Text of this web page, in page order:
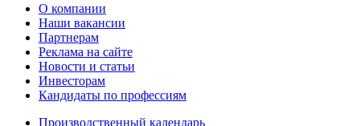
О компании
Наши вакансии
Партнерам
Реклама на сайте
Новости и статьи
Инвесторам
Кандидаты по профессиям
Производственный календарь